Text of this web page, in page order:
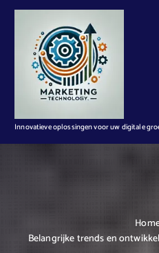
n
Innovatieve oplossingen voor uw digitale
Belangrijke trends en